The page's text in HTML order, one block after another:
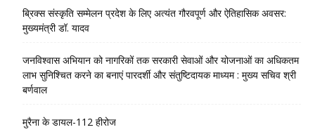
ब्रिक्स संस्कृति सम्मेलन प्रदेश के लिए अत्यंत गौरवपूर्ण और ऐतिहासिक अवसर:
मुख्यमंत्री डॉ. यादव
जनविश्वास अभियान को नागरिकों तक सरकारी सेवाओं और योजनाओं का अधिकतम
लाभ सुनिश्चित करने का बनाएं पारदर्शी और संतुष्टिदायक माध्यम : मुख्य सचिव श्री
बर्णवाल
मुरैना के डायल-112 हीरोज